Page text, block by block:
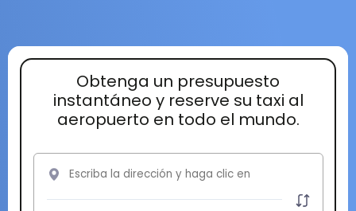
Obtenga un presupuesto
instantáneo y reserve su taxi al
aeropuerto en todo el mundo.